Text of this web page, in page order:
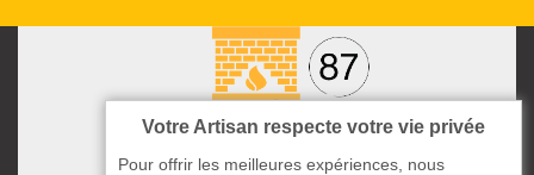
Votre Artisan respecte votre vie privée
Pour offrir les meilleures expériences, nous